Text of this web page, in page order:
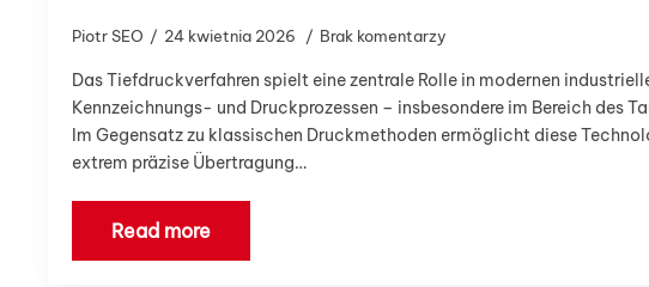
Piotr SEO 24 kwietnia 2026 Brak komentarzy
Das Tiefdruckverfahren spielt eine zentrale Rolle in modernen
Kennzeichnungs- und Druckprozessen – insbesondere im Bereich des
Im Gegensatz zu klassischen Druckmethoden ermöglicht diese
extrem präzise Übertragung…
Read more